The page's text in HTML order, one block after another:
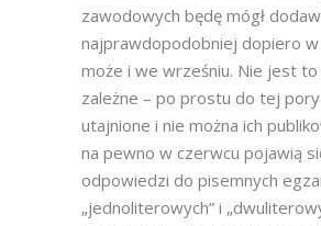
zawodowych będę mógł
najprawdopodobniej dopiero w
może i we wrześniu. Nie jest
zależne – po prostu do tej
utajnione i nie można ich
na pewno w czerwcu pojawią
odpowiedzi do pisemnych
„jednoliterowych” i